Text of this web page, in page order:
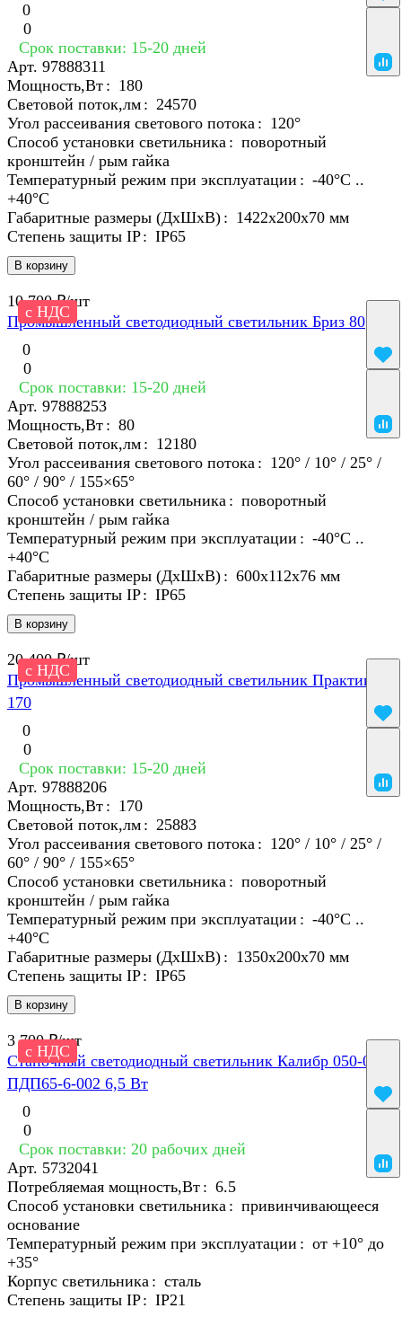
0
0
Срок поставки: 15-20 дней
Арт. 97888311
В корзину
Мощность,Вт : 180
Световой поток,лм : 24570
Угол рассеивания светового потока : 120°
Способ установки светильника : поворотный
кронштейн / рым гайка
Температурный режим при эксплуатации : -40°С ..
+40°C
Габаритные размеры (ДхШхВ) : 1422х200х70 мм
Степень защиты IP : IP65
с НДС
10 700 ₽/шт
Промышленный светодиодный светильник Бриз 80
0
0
Срок поставки: 15-20 дней
Арт. 97888253
В корзину
Мощность,Вт : 80
Световой поток,лм : 12180
Угол рассеивания светового потока : 120° / 10° / 25° /
60° / 90° / 155×65°
Способ установки светильника : поворотный
кронштейн / рым гайка
Температурный режим при эксплуатации : -40°С ..
+40°C
Габаритные размеры (ДхШхВ) : 600х112х76 мм
Степень защиты IP : IP65
с НДС
20 400 ₽/шт
Промышленный светодиодный светильник Практик
170
0
0
Срок поставки: 15-20 дней
Арт. 97888206
В корзину
Мощность,Вт : 170
Световой поток,лм : 25883
Угол рассеивания светового потока : 120° / 10° / 25° /
60° / 90° / 155×65°
Способ установки светильника : поворотный
кронштейн / рым гайка
Температурный режим при эксплуатации : -40°С ..
+40°C
Габаритные размеры (ДхШхВ) : 1350х200х70 мм
Степень защиты IP : IP65
с НДС
3 700 ₽/шт
Станочный светодиодный светильник Калибр 050-01
ПДП65-6-002 6,5 Вт
0
0
Срок поставки: 20 рабочих дней
Арт. 5732041
Потребляемая мощность,Вт : 6.5
Способ установки светильника : привинчивающееся
основание
Температурный режим при эксплуатации : от +10° до
+35°
Корпус светильника : сталь
Степень защиты IP : IP21